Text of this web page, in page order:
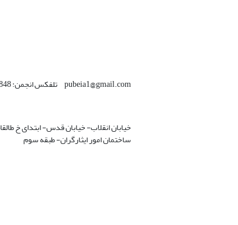
pubeia1@gmail.com تلفکس انجمن: 66950848- 021
ساختمان امور ایثارگران- طبقه سوم